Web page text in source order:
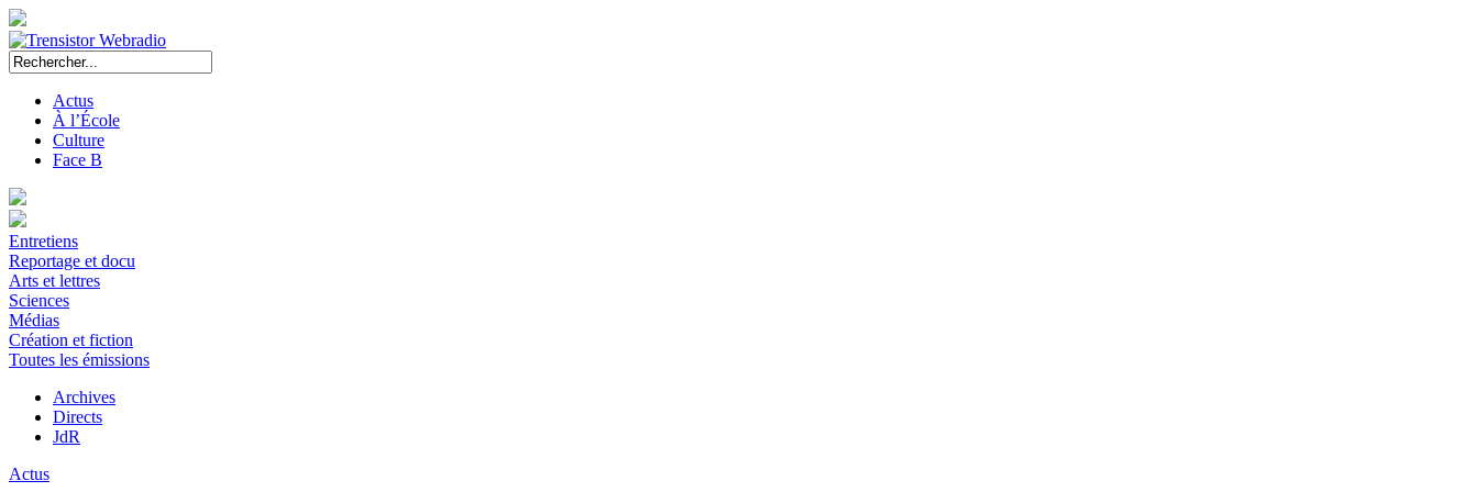
Actus
À l’École
Culture
Face B
Entretiens
Reportage et docu
Arts et lettres
Sciences
Médias
Création et fiction
Toutes les émissions
Archives
Directs
JdR
Actus